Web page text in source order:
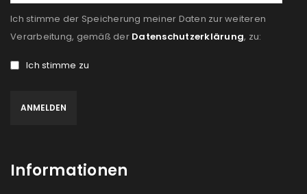
Ich stimme der Speicherung meiner Daten zur weiteren
Verarbeitung, gemäß der Datenschutzerklärung, zu:
Ich stimme zu
Informationen